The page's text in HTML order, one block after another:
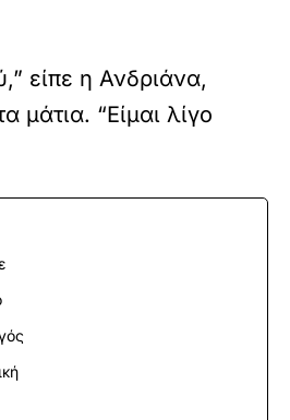
είπε η Ανδριάνα,
μάτια. “Είμαι λίγο